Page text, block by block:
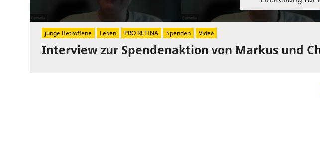
Interview zur Spendenaktion von Markus und
junge Betroffene Leben PRO RETINA Spenden Video